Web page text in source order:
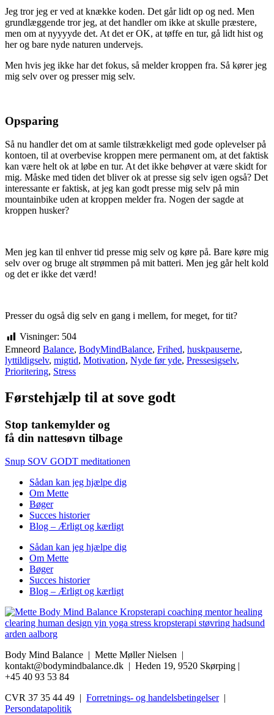
Jeg tror jeg er ved at knække koden. Det går lidt op og ned. Men
grundlæggende tror jeg, at det handler om ikke at skulle præstere,
men om at nyyyyde det. At det er OK, at tøffe en tur, gå lidt hist og
her og bare nyde naturen undervejs.
Men hvis jeg ikke har det fokus, så melder kroppen fra. Så kører jeg
mig selv over og presser mig selv.
Opsparing
Så nu handler det om at samle tilstrækkeligt med gode oplevelser på
kontoen, til at overbevise kroppen mere permanent om, at det faktisk
kan være helt ok at løbe en tur. At det ikke behøver at være skidt for
mig. Måske med tiden det bliver ok at presse sig selv igen også? Det
interessante er faktisk, at jeg kan godt presse mig selv på min
mountainbike uden at kroppen melder fra. Nogen der sagde at
kroppen husker?
Men jeg kan til enhver tid presse mig selv og køre på. Bare køre mig
selv over og bruge alt strømmen på mit batteri. Men jeg går helt kold
og det er ikke det værd!
Presser du også dig selv en gang i mellem, for meget, for tit?
Visninger: 504
Emneord Balance, BodyMindBalance, Frihed, huskpauserne,
lyttildigselv, migtid, Motivation, Nyde før yde, Pressesigselv,
Prioritering, Stress
Førstehjælp til at sove godt
Stop tankemylder og
få din nattesøvn tilbage
Snup SOV GODT meditationen
Sådan kan jeg hjælpe dig
Om Mette
Bøger
Succes historier
Blog – Ærligt og kærligt
Sådan kan jeg hjælpe dig
Om Mette
Bøger
Succes historier
Blog – Ærligt og kærligt
Body Mind Balance | Mette Møller Nielsen |
kontakt@bodymindbalance.dk | Heden 19, 9520 Skørping |
+45 40 93 53 84
CVR 37 35 44 49 | Forretnings- og handelsbetingelser|
Persondatapolitik